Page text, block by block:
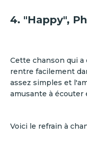
4. "Happy",
Cette chanson qui a
rentre facilement
assez simples et
amusante à écouter
Voici le refrain à